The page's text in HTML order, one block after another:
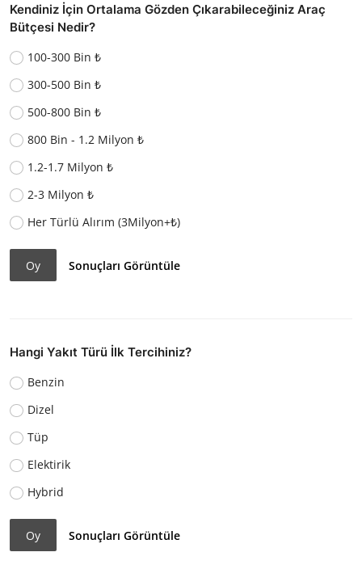
Kendiniz İçin Ortalama Gözden Çıkarabileceğiniz Araç
Bütçesi Nedir?
100-300 Bin ₺
300-500 Bin ₺
500-800 Bin ₺
800 Bin - 1.2 Milyon ₺
1.2-1.7 Milyon ₺
2-3 Milyon ₺
Her Türlü Alırım (3Milyon+₺)
Oy Sonuçları Görüntüle
Hangi Yakıt Türü İlk Tercihiniz?
Benzin
Dizel
Tüp
Elektirik
Hybrid
Oy Sonuçları Görüntüle